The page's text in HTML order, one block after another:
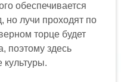
обеспечивается
но лучи проходят по
торце будет
поэтому здесь